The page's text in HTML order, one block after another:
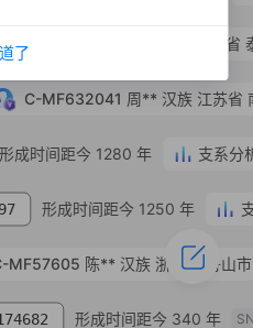
形成时间距今 1280 年 支系分
形成时间距今 1250 年
MF57605 陈** 汉族 浙江省 舟山
形成时间距今 340 年
C-MF453115 江苏省
C-MF632041 周** 汉族 江苏省
了